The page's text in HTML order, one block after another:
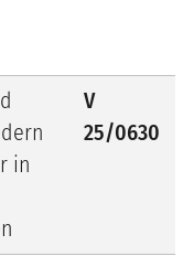
in
V
25/0630